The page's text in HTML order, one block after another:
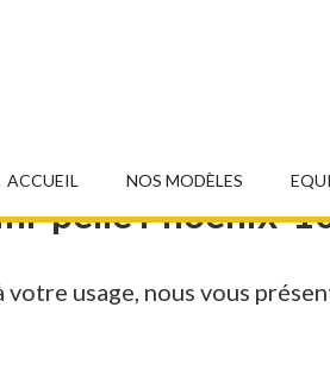
ACCUEIL NOS MODÈLES
pelle Phoenix
votre usage, nous vous